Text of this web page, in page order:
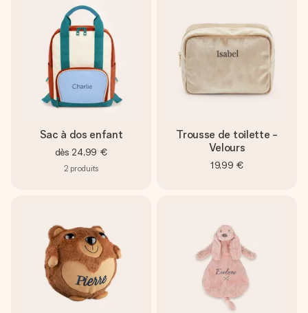
Sac à dos enfant
dès 24,99 €
2 produits
Trousse de toilette -
Velours
19,99 €